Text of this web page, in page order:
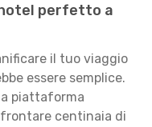
perfetto a
il tuo viaggio
essere semplice.
piattaforma
centinaia di